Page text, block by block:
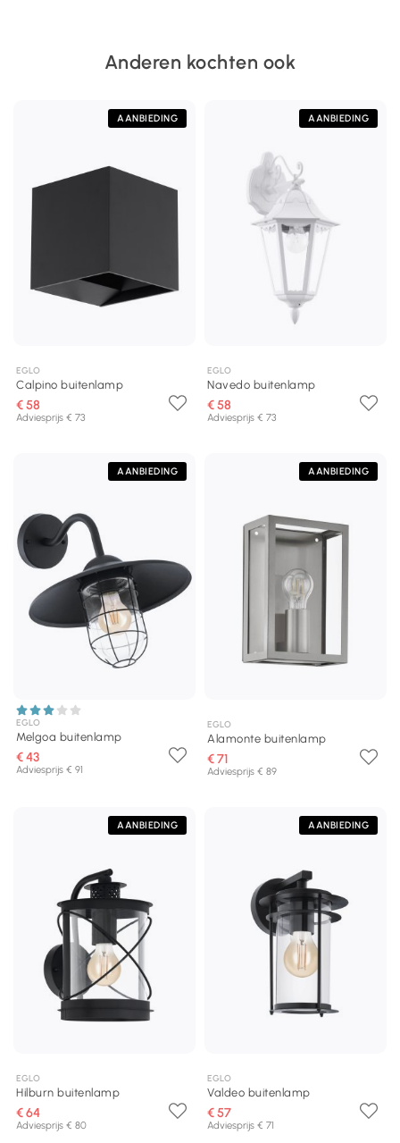
Anderen kochten ook
AANBIEDING
EGLO
Calpino buitenlamp
€ 58
Adviesprijs € 73
AANBIEDING
EGLO
Navedo buitenlamp
€ 58
Adviesprijs € 73
AANBIEDING
EGLO
Melgoa buitenlamp
€ 43
Adviesprijs € 91
AANBIEDING
EGLO
Alamonte buitenlamp
€ 71
Adviesprijs € 89
AANBIEDING
EGLO
Hilburn buitenlamp
€ 64
Adviesprijs € 80
AANBIEDING
EGLO
Valdeo buitenlamp
€ 57
Adviesprijs € 71